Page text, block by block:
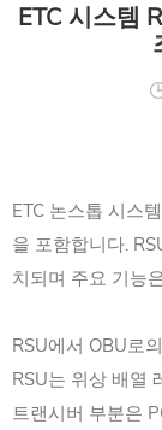
ETC 시스템
ETC 논스톱 시스
을 포함합니다.
치되며 주요 기능
RSU에서 OBU로
RSU는 위상 배열
트랜시버 부분은